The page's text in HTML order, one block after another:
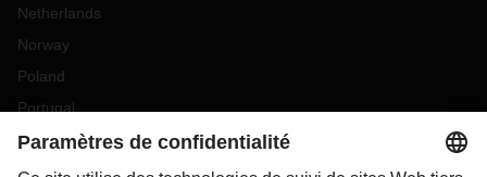
Netherlands
Norway
Poland
Portugal
Romania
Slovakia